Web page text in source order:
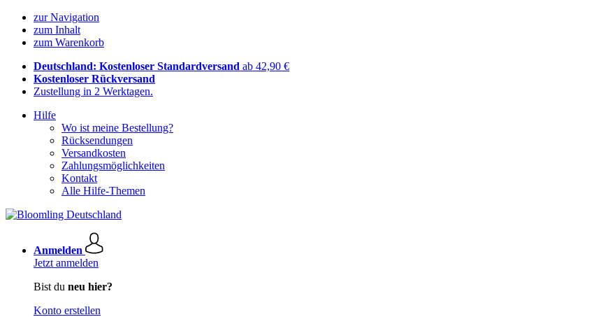
zur Navigation
zum Inhalt
zum Warenkorb
Deutschland: Kostenloser Standardversand ab 42,90 €
Kostenloser Rückversand
Zustellung in 2 Werktagen.
Hilfe
Wo ist meine Bestellung?
Rücksendungen
Versandkosten
Zahlungsmöglichkeiten
Kontakt
Alle Hilfe-Themen
Anmelden
Jetzt anmelden
Bist du neu hier?
Konto erstellen